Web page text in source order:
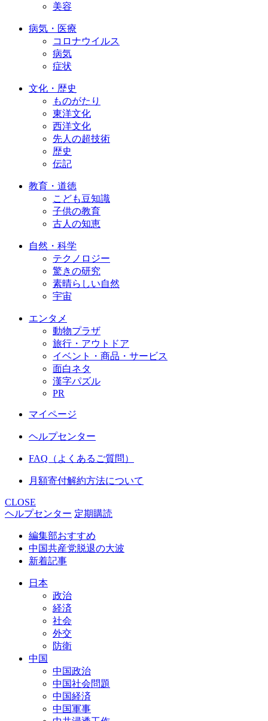
美容
病気・医療
コロナウイルス
病気
症状
文化・歴史
ものがたり
東洋文化
西洋文化
先人の超技術
歴史
伝記
教育・道徳
こども豆知識
子供の教育
古人の知恵
自然・科学
テクノロジー
驚きの研究
素晴らしい自然
宇宙
エンタメ
動物プラザ
旅行・アウトドア
イベント・商品・サービス
面白ネタ
漢字パズル
PR
マイページ
ヘルプセンター
FAQ（よくあるご質問）
月額寄付解約方法について
CLOSE
ヘルプセンター 定期購読
編集部おすすめ
中国共産党脱退の大波
新着記事
日本
政治
経済
社会
外交
防衛
中国
中国政治
中国社会問題
中国経済
中国軍事